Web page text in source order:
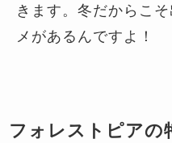
きます。冬だからこ
メがあるんですよ！
フォレストピアの